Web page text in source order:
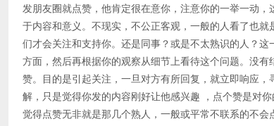
发朋友圈就点赞，他肯定很在意你，注意你的一举一动
于内容和意义。不现实，不公正客观，一般的人看了也
们才会关注和支持你。还是同事？或是不太熟识的人？
方面，然后再根据你的观察从细节上看待这个问题。没
赞。目的是引起关注，一旦对方有所回复，就立即响应
解，只是觉得你发的内容刚好让他感兴趣 ，点个赞是对
觉得点赞无非就是那几个熟人，一般或平常不联系的不会